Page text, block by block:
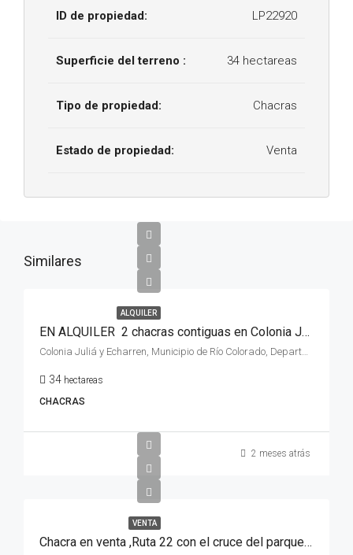
ID de propiedad: LP22920
Superficie del terreno : 34 hectareas
Tipo de propiedad: Chacras
Estado de propiedad: Venta
Similares
ALQUILER
EN ALQUILER 2 chacras contiguas en Colonia Juliá y Echarren, en la ciudad de Rio Colorado, Provincia de Río Negro, Costa de Río.
Colonia Juliá y Echarren, Municipio de Río Colorado, Departamento Pichi Mahuida, Río Negro, Argentina
34 hectareas
CHACRAS
2 meses atrás
VENTA
Chacra en venta ,Ruta 22 con el cruce del parque industrial y las vías, de la ciudad e Rio Colorado, Rio Negro.